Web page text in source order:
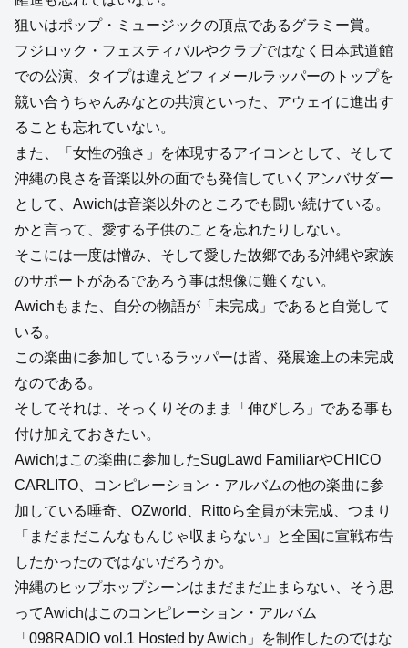
狙いはポップ・ミュージックの頂点であるグラミー賞。
フジロック・フェスティバルやクラブではなく日本武道館
での公演、タイプは違えどフィメールラッパーのトップを
競い合うちゃんみなとの共演といった、アウェイに進出す
ることも忘れていない。
また、「女性の強さ」を体現するアイコンとして、そして
沖縄の良さを音楽以外の面でも発信していくアンバサダー
として、Awichは音楽以外のところでも闘い続けている。
かと言って、愛する子供のことを忘れたりしない。
そこには一度は憎み、そして愛した故郷である沖縄や家族
のサポートがあるであろう事は想像に難くない。
Awichもまた、自分の物語が「未完成」であると自覚して
いる。
この楽曲に参加しているラッパーは皆、発展途上の未完成
なのである。
そしてそれは、そっくりそのまま「伸びしろ」である事も
付け加えておきたい。
Awichはこの楽曲に参加したSugLawd FamiliarやCHICO
CARLITO、コンピレーション・アルバムの他の楽曲に参
加している唾奇、OZworld、Rittoら全員が未完成、つまり
「まだまだこんなもんじゃ収まらない」と全国に宣戦布告
したかったのではないだろうか。
沖縄のヒップホップシーンはまだまだ止まらない、そう思
ってAwichはこのコンピレーション・アルバム
「098RADIO vol.1 Hosted by Awich」を制作したのではな